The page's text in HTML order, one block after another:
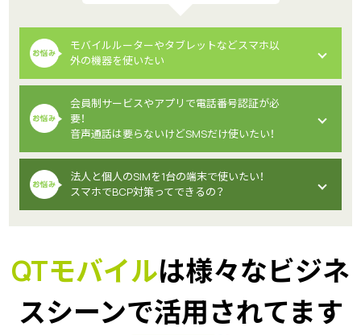
モバイルルーターやタブレットなどスマホ以
外の機器を使いたい
各種SIM
会員制サービスやアプリで電話番号認証が必
要！
音声通話は要らないけどSMSだけ使いたい！
SNSアプリやチャットツールの電
話番号認証が行えます。
法人と個人のSIMを1台の端末で使いたい！
スマホでBCP対策ってできるの？
QTモバイルは様々なビジネ
スシーンで活用されてます